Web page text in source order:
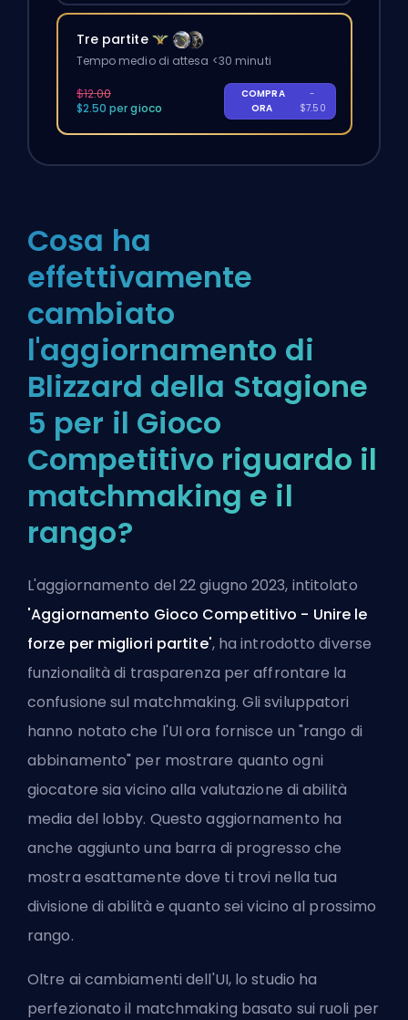
Tre partite
Tempo medio di attesa <30 minuti
$12.00
$2.50 per gioco
COMPRA
ORA
-
$7.50
Cosa ha
effettivamente
cambiato
l'aggiornamento di
Blizzard della Stagione
5 per il Gioco
Competitivo riguardo il
matchmaking e il
rango?
L'aggiornamento del 22 giugno 2023, intitolato
'Aggiornamento Gioco Competitivo - Unire le
forze per migliori partite', ha introdotto diverse
funzionalità di trasparenza per affrontare la
confusione sul matchmaking. Gli sviluppatori
hanno notato che l'UI ora fornisce un "rango di
abbinamento" per mostrare quanto ogni
giocatore sia vicino alla valutazione di abilità
media del lobby. Questo aggiornamento ha
anche aggiunto una barra di progresso che
mostra esattamente dove ti trovi nella tua
divisione di abilità e quanto sei vicino al prossimo
rango.
Oltre ai cambiamenti dell'UI, lo studio ha
perfezionato il matchmaking basato sui ruoli per